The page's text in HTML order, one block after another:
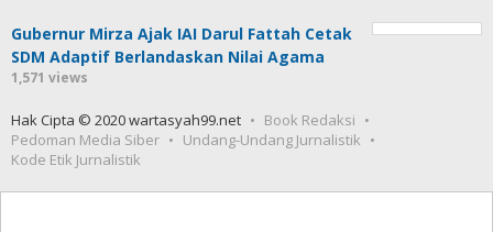
Gubernur Mirza Ajak IAI Darul Fattah Cetak
SDM Adaptif Berlandaskan Nilai Agama
1,571 views
Hak Cipta © 2020 wartasyah99.net
Book Redaksi
Pedoman Media Siber
Undang-Undang Jurnalistik
Kode Etik Jurnalistik